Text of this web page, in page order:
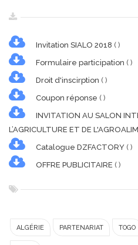
Invitation SIALO 2018 ( )
Formulaire participation ( )
Droit d'inscirption ( )
Coupon réponse ( )
INVITATION AU SALON
L’AGRICULTURE ET DE
Catalogue DZFACTORY ( )
OFFRE PUBLICITAIRE ( )
ALGÉRIE PARTENARIAT TOGO